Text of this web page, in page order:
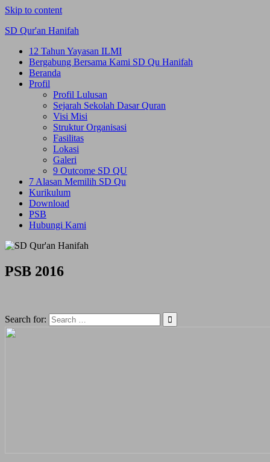
Skip to content
SD Qur'an Hanifah
12 Tahun Yayasan ILMI
Bergabung Bersama Kami SD Qu Hanifah
Beranda
Profil
Profil Lulusan
Sejarah Sekolah Dasar Quran
Visi Misi
Struktur Organisasi
Fasilitas
Lokasi
Galeri
9 Outcome SD QU
7 Alasan Memilih SD Qu
Kurikulum
Download
PSB
Hubungi Kami
PSB 2016
Search for: